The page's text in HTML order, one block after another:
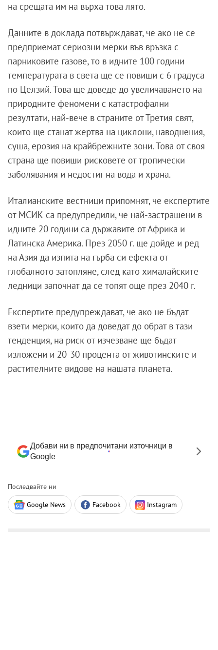
на срещата им на върха това лято.
Данните в доклада потвърждават, че ако не се
предприемат сериозни мерки във връзка с
парниковите газове, то в идните 100 години
температурата в света ще се повиши с 6 градуса
по Целзий. Това ще доведе до увеличаването на
природните феномени с катастрофални
резултати, най-вече в страните от Третия свят,
които ще станат жертва на циклони, наводнения,
суша, ерозия на крайбрежните зони. Това от своя
страна ще повиши рисковете от тропически
заболявания и недостиг на вода и храна.
Италианските вестници припомнят, че експертите
от МСИК са предупредили, че най-застрашени в
идните 20 години са държавите от Африка и
Латинска Америка. През 2050 г. ще дойде и ред
на Азия да изпита на гърба си ефекта от
глобалното затопляне, след като хималайските
ледници започнат да се топят още през 2040 г.
Експертите предупреждават, че ако не бъдат
взети мерки, които да доведат до обрат в тази
тенденция, на риск от изчезване ще бъдат
изложени и 20-30 процента от животинските и
растителните видове на нашата планета.
Добави ни в предпочитани източници в
Google
Последвайте ни
Google News Facebook Instagram